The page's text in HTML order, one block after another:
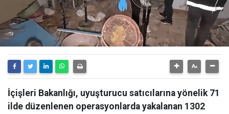
İçişleri Bakanlığı, uyuşturucu satıcılarına yönelik 71
ilde düzenlenen operasyonlarda yakalanan 1302